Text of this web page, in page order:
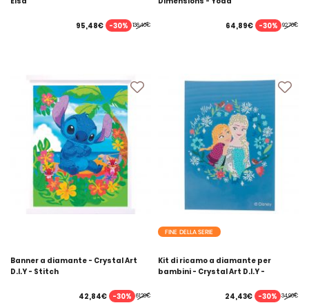
136,40€
95,48€ -30% 92,70€
64,89€ -30%
Banner a diamante - Crystal Art
D.I.Y - Stitch
61,20€
42,84€ -30%
FINE DELLA SERIE
Kit di ricamo a diamante per
bambini - Crystal Art D.I.Y -
34,90€
24,43€ -30%